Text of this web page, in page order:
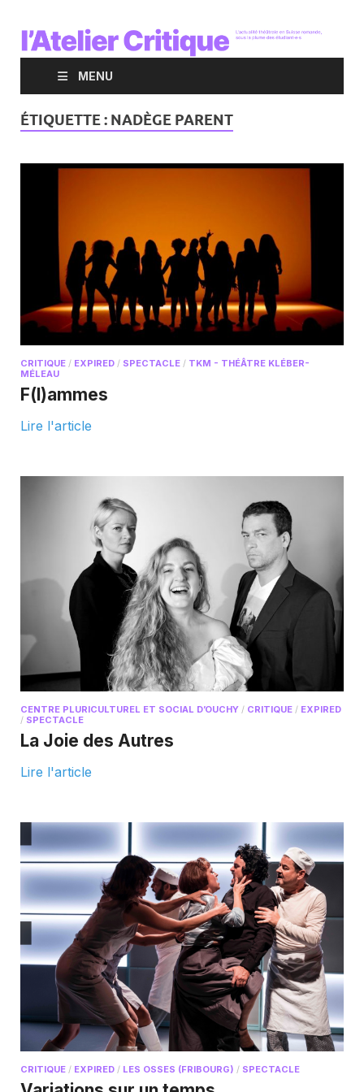
MENU
ÉTIQUETTE : NADÈGE PARENT
CRITIQUE / EXPIRED / SPECTACLE / TKM - THÉÂTRE KLÉBER-
MÉLEAU
F(l)ammes
Lire l'article
CENTRE PLURICULTUREL ET SOCIAL D’OUCHY / CRITIQUE / EXPIRED
/ SPECTACLE
La Joie des Autres
Lire l'article
CRITIQUE / EXPIRED / LES OSSES (FRIBOURG) / SPECTACLE